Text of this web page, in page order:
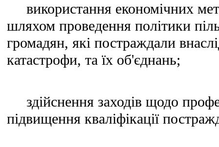
використання економічних
шляхом проведення політики
громадян, які постраждали
катастрофи, та їх об'єднань;
здійснення заходів щодо
підвищення кваліфікації